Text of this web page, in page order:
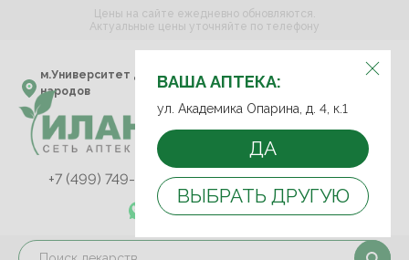
ВЫБЕРИТЕ АПТЕКУ:
м.Университет дружбы
народов
ул. Академика Опарина,
д. 4, к.1
ВАША АПТЕКА:
ул. Академика Опарина, д. 4, к.1
ДА
ВЫБРАТЬ ДРУГУЮ
Цены на сайте ежедневно обновляются.
Актуальные цены уточняйте по телефону
+7 (499) 749-75-92
+7 (499) 749-74-89
+7 (989) 579-78-73